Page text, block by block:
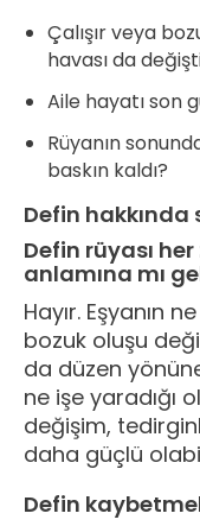
Çalışır veya
havası da
Aile hayatı son
Rüyanın
baskın kaldı?
Defin hakkında
Defin rüyası
anlamına mı
Hayır. Eşyanın
bozuk oluşu
da düzen
ne işe yaradığı
değişim,
daha güçlü
Defin